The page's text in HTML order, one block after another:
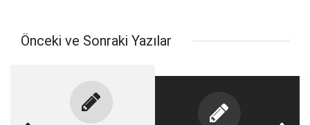
Önceki ve Sonraki Yazılar